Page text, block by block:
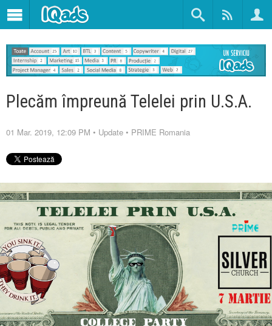
Plecăm împreună Telelei prin U.S.A.
01 Mar. 2019, 12:09 PM • Update • PRIME Romania